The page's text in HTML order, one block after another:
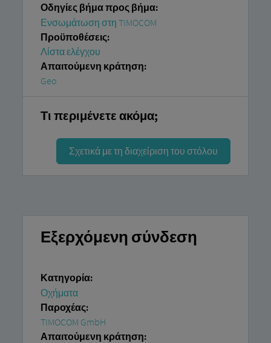
Οδηγίες βήμα προς βήμα:
Ενσωμάτωση στη TIMOCOM
Προϋποθέσεις:
Λίστα ελέγχου
Απαιτούμενη κράτηση:
Geo
Τι περιμένετε ακόμα;
Σχετικά με τη διαχείριση του στόλου
Εξερχόμενη σύνδεση
Κατηγορία:
Οχήματα
Παροχέας:
TIMOCOM GmbH
Απαιτούμενη κράτηση: